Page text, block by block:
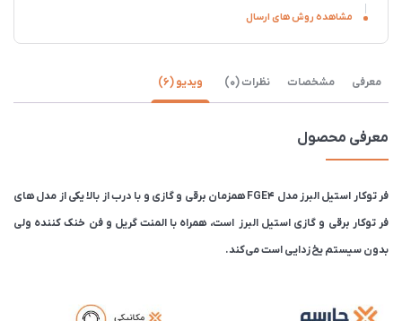
مشاهده روش های ارسال
معرفی مشخصات نظرات (0) ویدیو (6)
معرفی محصول
فر توکار استیل البرز مدل FGE4 همزمان برقی و گازی و با درب از بالا یکی از مدل های
فر توکار برقی و گازی استیل البرز است، همراه با المنت گریل و فن خنک کننده ولی
بدون سیستم یخ زدایی است می‌کند.